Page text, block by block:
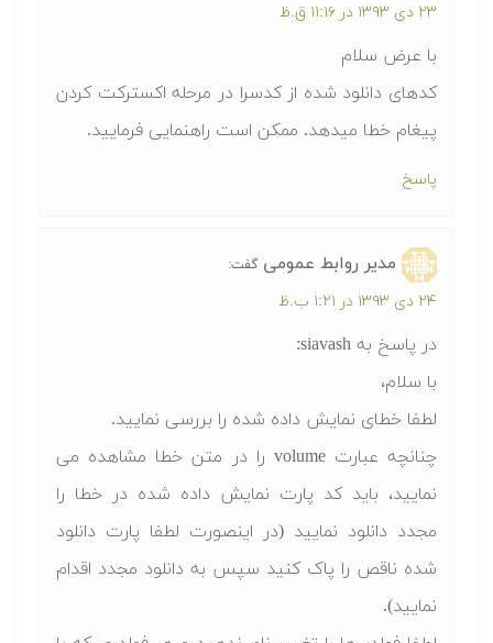
۲۳ دی ۱۳۹۳ در ۱۱:۱۶ ق.ظ
با عرض سلام
کدهای دانلود شده از کدسرا در مرحله اکسترکت کردن
پیغام خطا میدهد. ممکن است راهنمایی فرمایید.
پاسخ
مدیر روابط عمومی گفت:
۲۴ دی ۱۳۹۳ در ۱:۲۱ ب.ظ
در پاسخ به siavash:
با سلام،
لطفا خطای نمایش داده شده را بررسی نمایید.
چنانچه عبارت volume را در متن خطا مشاهده می
نمایید، باید کد پارت نمایش داده شده در خطا را
مجدد دانلود نمایید (در اینصورت لطفا پارت دانلود
شده ناقص را پاک کنید سپس به دانلود مجدد اقدام
نمایید).